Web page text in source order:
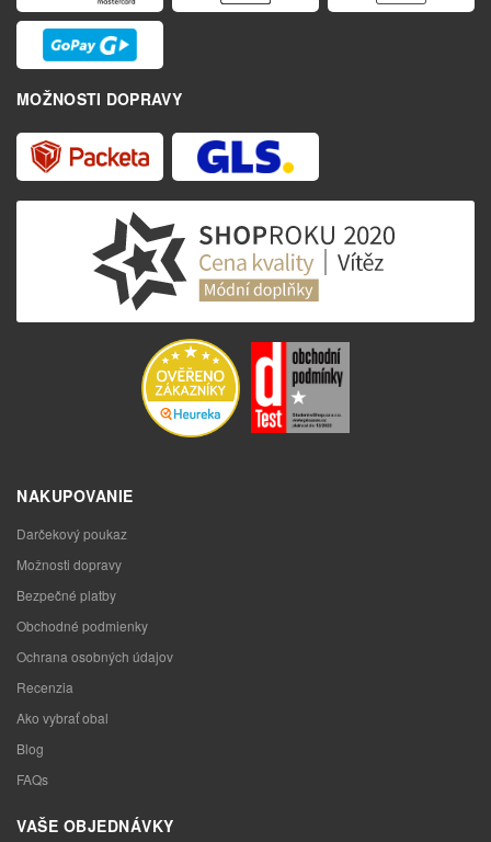
MOŽNOSTI DOPRAVY
NAKUPOVANIE
Darčekový poukaz
Možnosti dopravy
Bezpečné platby
Obchodné podmienky
Ochrana osobných údajov
Recenzia
Ako vybrať obal
Blog
FAQs
VAŠE OBJEDNÁVKY